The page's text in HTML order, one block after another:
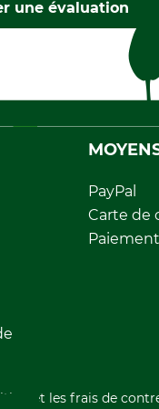
une évaluation
PayPal
Carte de
et les frais de